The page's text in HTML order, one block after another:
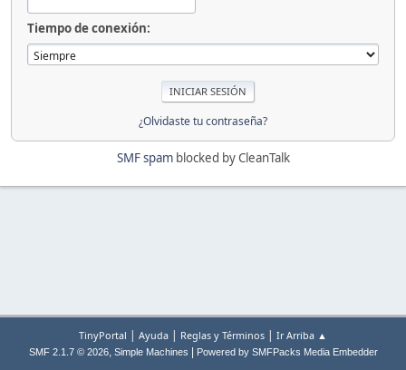
Tiempo de conexión:
¿Olvidaste tu contraseña?
SMF spamblocked by CleanTalk
TinyPortal | Ayuda | Reglas y Términos | Ir Arriba ▲
SMF 2.1.7 © 2026, Simple Machines Powered by SMFPacks Media Embedder